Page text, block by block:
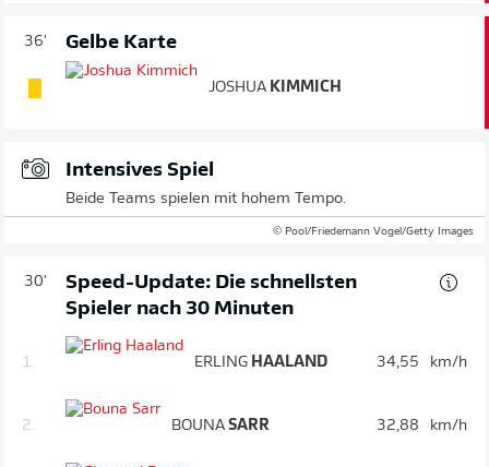
36' Gelbe Karte
JOSHUA KIMMICH
Intensives Spiel
Beide Teams spielen mit hohem Tempo.
© Pool/Friedemann Vogel/Getty Images
30'
Speed-Update: Die schnellsten
Spieler nach 30 Minuten
1. ERLING HAALAND 34,55 km/h
2. BOUNA SARR 32,88 km/h